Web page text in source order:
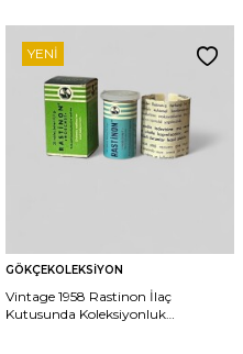
YENI
GÖKÇEKOLEKSIYON
Vintage 1958 Rastinon İlaç
Kutusunda Koleksiyonluk